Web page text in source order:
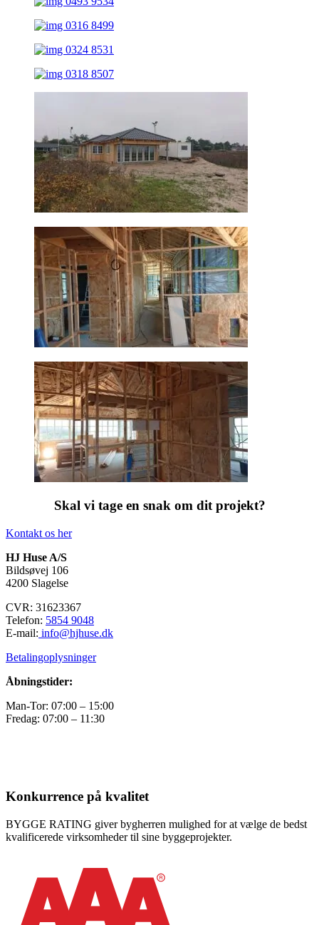
Skal vi tage en snak om dit projekt?
Kontakt os her
HJ Huse A/S
Bildsøvej 106
4200 Slagelse
CVR: 31623367
Telefon: 5854 9048
E-mail: info@hjhuse.dk
Betalingoplysninger
Åbningstider:
Man-Tor: 07:00 – 15:00
Fredag: 07:00 – 11:30
Konkurrence på kvalitet
BYGGE RATING giver bygherren mulighed for at vælge de bedst
kvalificerede virksomheder til sine byggeprojekter.​